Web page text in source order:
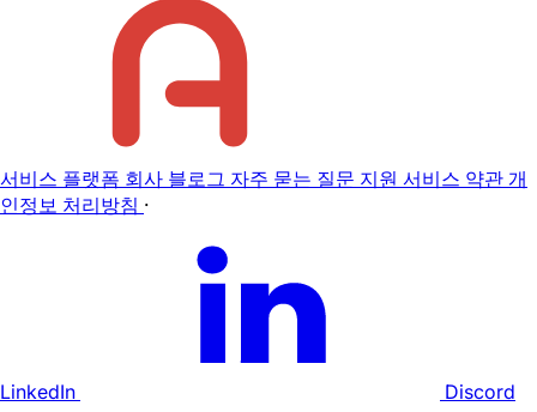
서비스 플랫폼 회사 블로그 자주 묻는 질문 지원 서비스 약관 개
인정보 처리방침 ·
LinkedIn Discord